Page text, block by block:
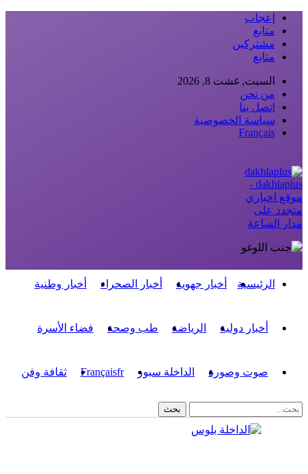
إعجاب
متابع
مشتركين
متابع
السبت, غشت 8, 2026
من نحن
اتصل بنا
سياسة الخصوصية
Français
dakhlaplus -
موقع اخباري
متجدد على
مدار الساعة
الرئيسية أخبار جهوية أخبار الصحراء أخبار وطنية
أخبار دولية الرياضة طب وصحة فضاء الأسرة
صوت وصورة الداخلة سبور Françaisfr ثقافة وفن